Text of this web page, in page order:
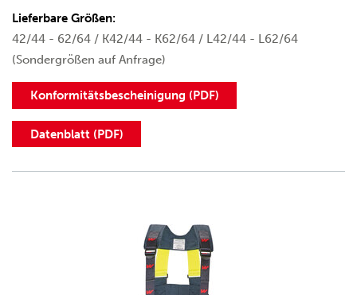
Lieferbare Größen:
42/44 - 62/64 / K42/44 - K62/64 / L42/44 - L62/64
(Sondergrößen auf Anfrage)
Konformitätsbescheinigung (PDF)
Datenblatt (PDF)